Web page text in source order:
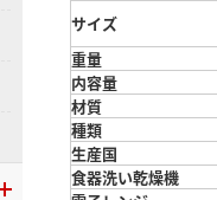
サイズ
重量
内容量
材質
種類
生産国
食器洗い乾燥機